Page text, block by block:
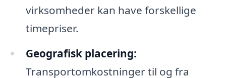
virksomheder kan have forskellige
timepriser.
Geografisk placering:
Transportomkostninger til og fra